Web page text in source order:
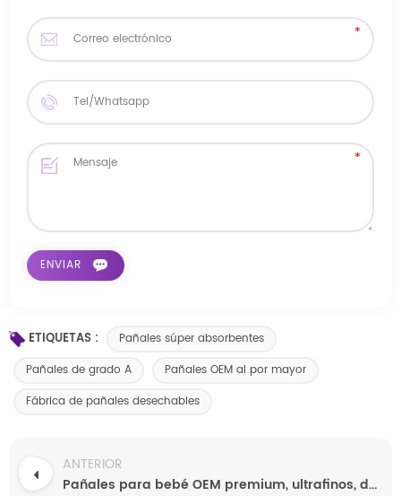
ETIQUETAS :
Pañales súper absorbentes
Pañales de grado A
Pañales OEM al por mayor
Fábrica de pañales desechables
ANTERIOR
Pañales para bebé OEM premium, ultrafinos, de alta absorción, ecológicos, precio de fábrica, personalizables, venta al por mayor.